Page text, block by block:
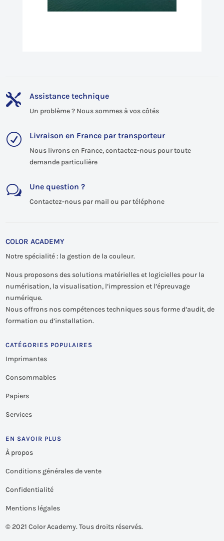
 Assistance technique
Un problème ? Nous sommes à vos côtés
R Livraison en France par transporteur
Nous livrons en France, contactez-nous pour toute
demande particulière
w Une question ?
Contactez-nous par mail ou par téléphone
COLOR ACADEMY
Notre spécialité : la gestion de la couleur.
Nous proposons des solutions matérielles et logicielles pour la
numérisation, la visualisation, l’impression et l’épreuvage
numérique.
Nous offrons nos compétences techniques sous forme d’audit, de
formation ou d’installation.
CATÉGORIES POPULAIRES
Imprimantes
Consommables
Papiers
Services
EN SAVOIR PLUS
À propos
Conditions générales de vente
Confidentialité
Mentions légales
© 2021 Color Academy. Tous droits réservés.